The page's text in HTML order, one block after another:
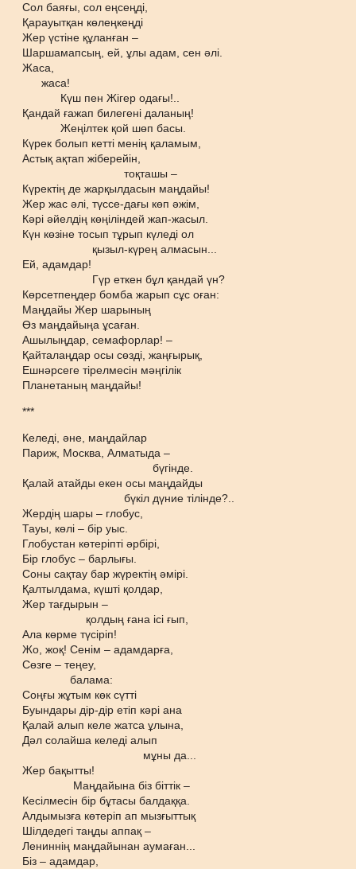
Сол баяғы, сол еңсеңді,
Қарауытқан көлеңкеңді
Жер үстіне құланған –
Шаршамапсың, ей, ұлы адам, сен әлі.
Жаса,
жаса!
Күш пен Жігер одағы!..
Қандай ғажап билегені даланың!
Жеңілтек қой шөп басы.
Күрек болып кетті менің қаламым,
Астық ақтап жіберейін,
тоқташы –
Күректің де жарқылдасын маңдайы!
Жер жас әлі, түссе-дағы көп әжім,
Кәрі әйелдің көңіліндей жап-жасыл.
Күн көзіне тосып тұрып күледі ол
қызыл-күрең алмасын...
Ей, адамдар!
Гүр еткен бұл қандай үн?
Көрсетпеңдер бомба жарып сұс оған:
Маңдайы Жер шарының
Өз маңдайыңа ұсаған.
Ашылыңдар, семафорлар! –
Қайталаңдар осы сөзді, жаңғырық,
Ешнәрсеге тірелмесін мәңгілік
Планетаның маңдайы!
***
Келеді, әне, маңдайлар
Париж, Москва, Алматыда –
бүгінде.
Қалай атайды екен осы маңдайды
бүкіл дүние тілінде?..
Жердің шары – глобус,
Тауы, көлі – бір уыс.
Глобустан көтеріпті әрбірі,
Бір глобус – барлығы.
Соны сақтау бар жүректің әмірі.
Қалтылдама, күшті қолдар,
Жер тағдырын –
қолдың ғана ісі ғып,
Ала көрме түсіріп!
Жо, жоқ! Сенім – адамдарға,
Сөзге – теңеу,
балама:
Соңғы жұтым көк сүтті
Буындары дір-дір етіп кәрі ана
Қалай алып келе жатса ұлына,
Дәл солайша келеді алып
мұны да...
Жер бақытты!
Маңдайына біз біттік –
Кесілмесін бір бұтасы балдаққа.
Алдымызға көтеріп ап мызғыттық
Шілдедегі таңды аппақ –
Лениннің маңдайынан аумаған...
Біз – адамдар,